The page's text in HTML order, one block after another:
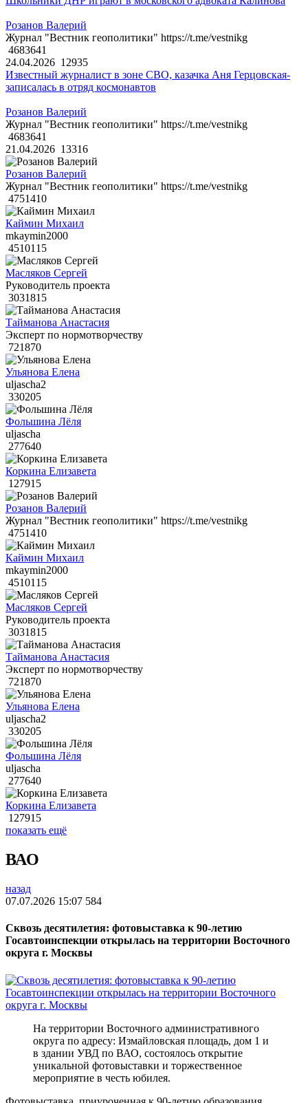
Розанов Валерий
Журнал "Вестник геополитики" https://t.me/vestnikg
4683641
24.04.2026 12935
Известный журналист в зоне СВО, казачка Аня Герцовская-
записалась в отряд космонавтов
Розанов Валерий
Журнал "Вестник геополитики" https://t.me/vestnikg
4683641
21.04.2026 13316
Розанов Валерий
Журнал "Вестник геополитики" https://t.me/vestnikg
4751410
Каймин Михаил
mkaymin2000
4510115
Масляков Сергей
Руководитель проекта
3031815
Тайманова Анастасия
Эксперт по нормотворчеству
721870
Ульянова Елена
uljascha2
330205
Фольшина Лёля
uljascha
277640
Коркина Елизавета
127915
Розанов Валерий
Журнал "Вестник геополитики" https://t.me/vestnikg
4751410
Каймин Михаил
mkaymin2000
4510115
Масляков Сергей
Руководитель проекта
3031815
Тайманова Анастасия
Эксперт по нормотворчеству
721870
Ульянова Елена
uljascha2
330205
Фольшина Лёля
uljascha
277640
Коркина Елизавета
127915
показать ещё
ВАО
назад
07.07.2026 15:07 584
Сквозь десятилетия: фотовыставка к 90-летию
Госавтоинспекции открылась на территории Восточного
округа г. Москвы
На территории Восточного административного
округа по адресу: Измайловская площадь, дом 1 и
в здании УВД по ВАО, состоялось открытие
уникальной фотовыставки и торжественное
мероприятие в честь юбилея.